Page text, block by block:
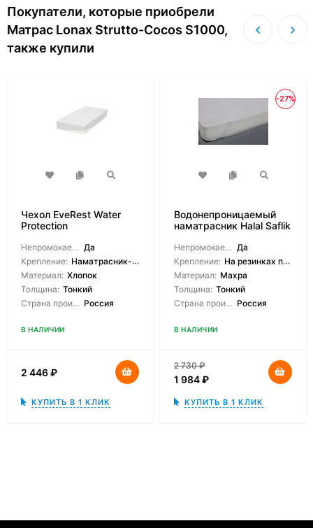
Покупатели, которые приобрели
Матрас Lonax Strutto-Cocos S1000,
также купили
Чехол EveRest Water
Protection
Непромокаемый: Да
Крепление: Наматрасник-чехол
Материал: Хлопок
Толщина: Тонкий
Страна производитель: Россия
В НАЛИЧИИ
2 446₽
КУПИТЬ В 1 КЛИК
-27%
Водонепроницаемый
наматрасник Halal Saflik
Непромокаемый: Да
Крепление: На резинках по углам
Материал: Махра
Толщина: Тонкий
Страна производитель: Россия
В НАЛИЧИИ
2 730₽
1 984₽
КУПИТЬ В 1 КЛИК